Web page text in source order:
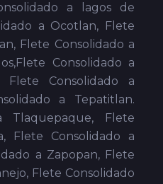
a lagos de
a Ocotlan, Flete
Flete Consolidado a
Consolidado a
Consolidado a
a Tepatitlan.
Tlaquepaque, Flete
Flete Consolidado a
a Zapopan, Flete
Flete Consolidado